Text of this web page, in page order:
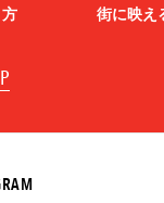
街に映え